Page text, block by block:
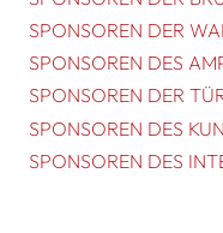
SPONSOREN DER
SPONSOREN DES
SPONSOREN DER
SPONSOREN DES
SPONSOREN DES